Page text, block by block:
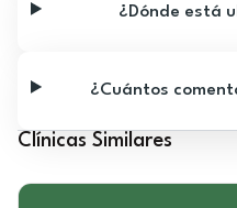
¿Dónde está
¿Cuántos
Clínicas Similares